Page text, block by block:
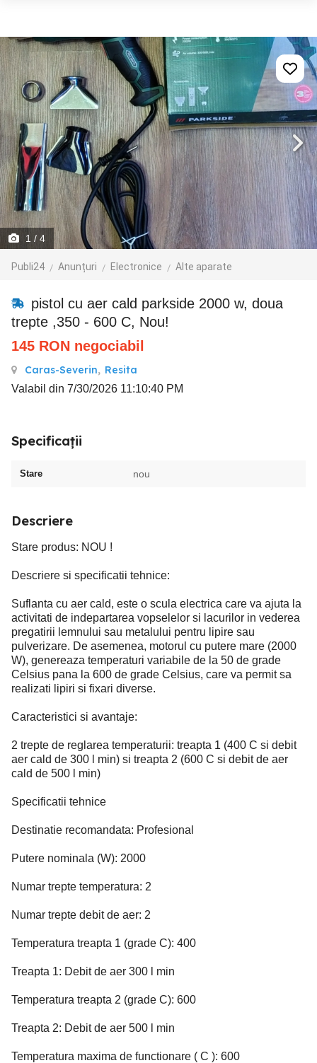
1 / 4
Publi24 Anunțuri Electronice Alte aparate
pistol cu aer cald parkside 2000 w, doua
trepte ,350 - 600 C, Nou!
145 RON negociabil
Caras-Severin, Resita
Valabil din 7/30/2026 11:10:40 PM
Specificații
Stare nou
Descriere
Stare produs: NOU !
Descriere si specificatii tehnice:
Suflanta cu aer cald, este o scula electrica care va ajuta la
activitati de indepartarea vopselelor si lacurilor in vederea
pregatirii lemnului sau metalului pentru lipire sau
pulverizare. De asemenea, motorul cu putere mare (2000
W), genereaza temperaturi variabile de la 50 de grade
Celsius pana la 600 de grade Celsius, care va permit sa
realizati lipiri si fixari diverse.
Caracteristici si avantaje:
2 trepte de reglarea temperaturii: treapta 1 (400 C si debit
aer cald de 300 l min) si treapta 2 (600 C si debit de aer
cald de 500 l min)
Specificatii tehnice
Destinatie recomandata: Profesional
Putere nominala (W): 2000
Numar trepte temperatura: 2
Numar trepte debit de aer: 2
Temperatura treapta 1 (grade C): 400
Treapta 1: Debit de aer 300 l min
Temperatura treapta 2 (grade C): 600
Treapta 2: Debit de aer 500 l min
Temperatura maxima de functionare ( C ): 600